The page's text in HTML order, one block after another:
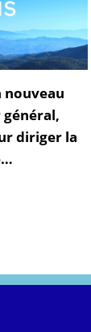
nouveau
diriger la